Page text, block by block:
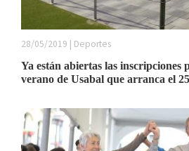
28/05/2019 | Deportes
Ya están abiertas las inscripciones
verano de Usabal que arranca el